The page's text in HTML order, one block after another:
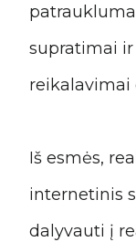
supratimai
reikalavimai
Iš esmės,
internetinis
dalyvauti į